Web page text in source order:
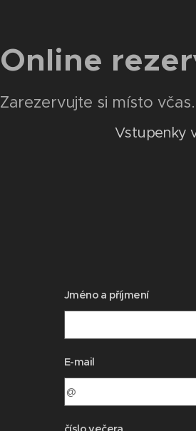
Online
Zarezervujte si místo
Vstupenky
Jméno a příjmení
E-mail